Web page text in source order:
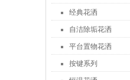
经典花洒
自洁除垢花洒
平台置物花洒
按键系列